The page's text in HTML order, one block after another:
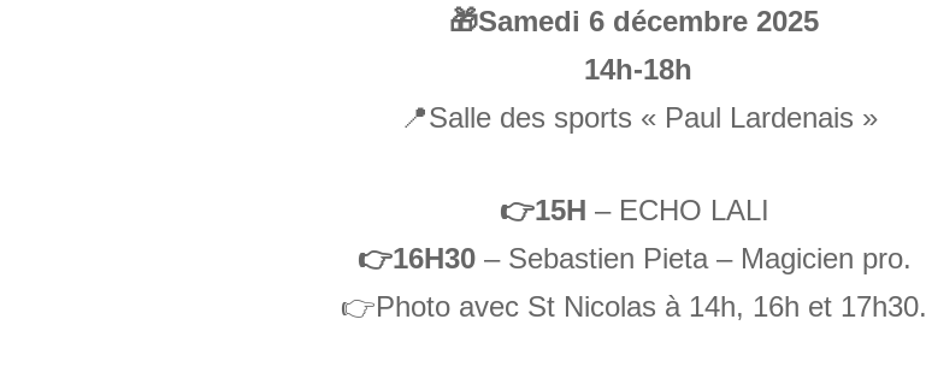
🎁Samedi 6 décembre 2025
14h-18h
📍Salle des sports « Paul Lardenais »
👉15H – ECHO LALI
👉16H30– Sebastien Pieta – Magicien pro.
👉Photo avec St Nicolas à 14h, 16h et 17h30.